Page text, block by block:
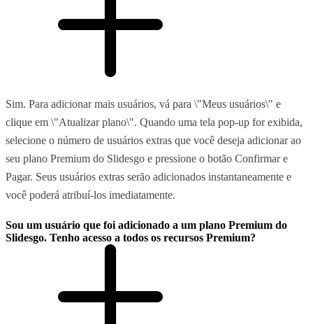
Sim. Para adicionar mais usuários, vá para \"Meus usuários\" e
clique em \"Atualizar plano\". Quando uma tela pop-up for exibida,
selecione o número de usuários extras que você deseja adicionar ao
seu plano Premium do Slidesgo e pressione o botão Confirmar e
Pagar. Seus usuários extras serão adicionados instantaneamente e
você poderá atribuí-los imediatamente.
Sou um usuário que foi adicionado a um plano Premium do
Slidesgo. Tenho acesso a todos os recursos Premium?